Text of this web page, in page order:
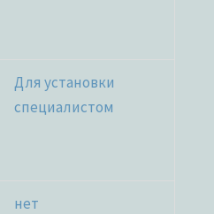
Для установки
специалистом
нет